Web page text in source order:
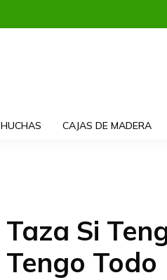
HUCHAS CAJAS DE MADERA
Taza Si
Tengo Todo